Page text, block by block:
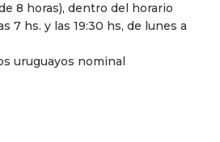
8 horas), dentro del horario
7 hs. y las 19:30 hs, de lunes a
uruguayos nominal